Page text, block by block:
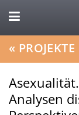
« PROJEKTE
Analysen